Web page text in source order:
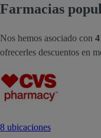
Farmacias
Nos hemos asociado con
ofrecerles descuentos en
8 ubicaciones